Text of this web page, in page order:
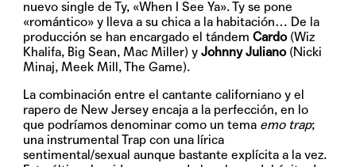
nuevo single de Ty, «When I See Ya». Ty se pone
«romántico» y lleva a su chica a la habitación… De la
producción se han encargado el tándemCardo(Wiz
Khalifa, Big Sean, Mac Miller) yJohnny Juliano(Nicki
Minaj, Meek Mill, The Game).
La combinación entre el cantante californiano y el
rapero de New Jersey encaja a la perfección, en lo
que podríamos denominar como un tema emo trap;
una instrumental Trap con una lírica
sentimental/sexual aunque bastante explícita a la vez.